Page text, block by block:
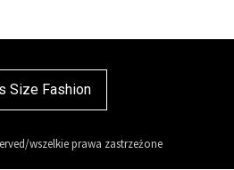
Size Fashion
wszelkie prawa zastrzeżone